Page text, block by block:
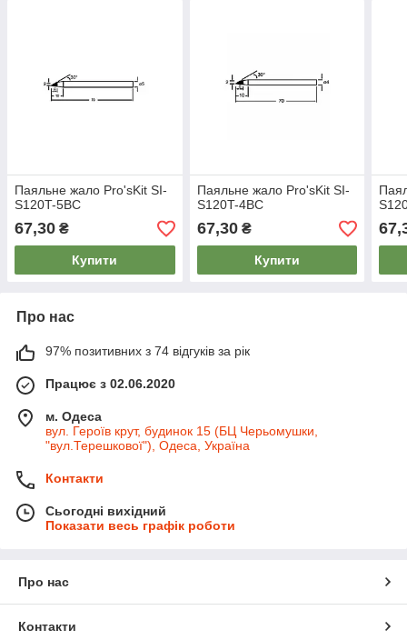
Паяльне жало Pro'sKit SI-
S120T-5BC
67,30 ₴
Купити
Паяльне жало Pro'sKit SI-
S120T-4BC
67,30₴
Купити
Про нас
97% позитивних з 74 відгуків за рік
Працює з 02.06.2020
м. Одеса
вул. Героїв крут, будинок 15 (БЦ Черьомушки,
"вул.Терешкової"), Одеса, Україна
Контакти
Сьогодні вихідний
Показати весь графік роботи
Про нас
Контакти